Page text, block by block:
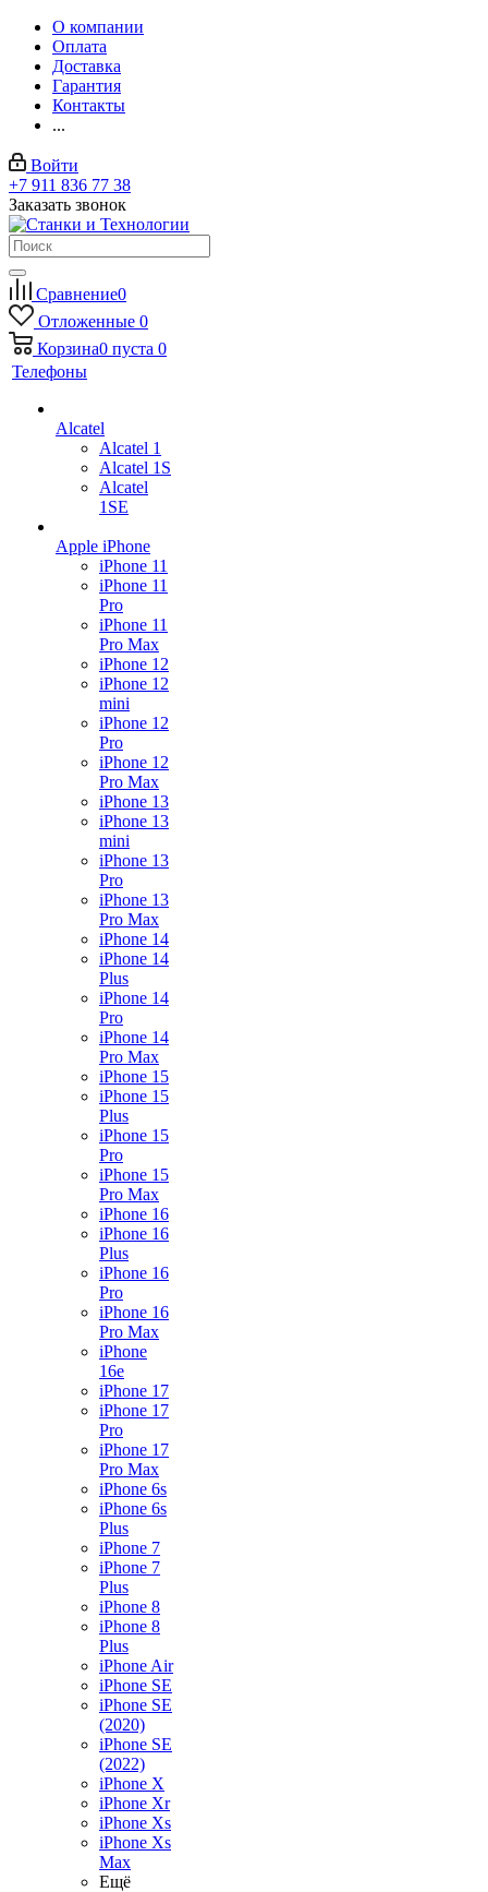
О компании
Оплата
Доставка
Гарантия
Контакты
...
Войти
+7 911 836 77 38
Заказать звонок
Сравнение0
Отложенные 0
Корзина0 пуста 0
Телефоны
Alcatel
Alcatel 1
Alcatel 1S
Alcatel
1SE
Apple iPhone
iPhone 11
iPhone 11
Pro
iPhone 11
Pro Max
iPhone 12
iPhone 12
mini
iPhone 12
Pro
iPhone 12
Pro Max
iPhone 13
iPhone 13
mini
iPhone 13
Pro
iPhone 13
Pro Max
iPhone 14
iPhone 14
Plus
iPhone 14
Pro
iPhone 14
Pro Max
iPhone 15
iPhone 15
Plus
iPhone 15
Pro
iPhone 15
Pro Max
iPhone 16
iPhone 16
Plus
iPhone 16
Pro
iPhone 16
Pro Max
iPhone
16e
iPhone 17
iPhone 17
Pro
iPhone 17
Pro Max
iPhone 6s
iPhone 6s
Plus
iPhone 7
iPhone 7
Plus
iPhone 8
iPhone 8
Plus
iPhone Air
iPhone SE
iPhone SE
(2020)
iPhone SE
(2022)
iPhone X
iPhone Xr
iPhone Xs
iPhone Xs
Max
Ещё